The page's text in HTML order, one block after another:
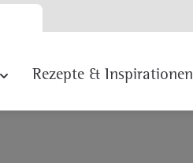
Rezepte & Inspirationen